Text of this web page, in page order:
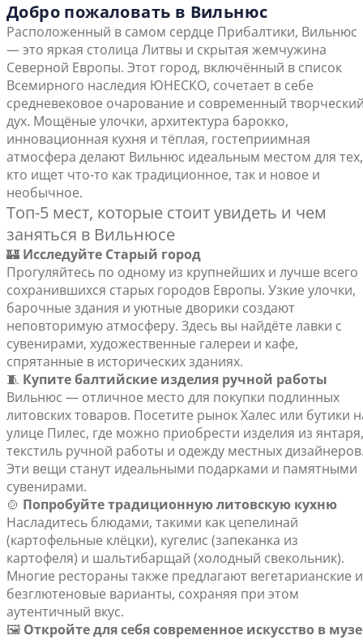
Добро пожаловать в Вильнюс
Расположенный в самом сердце Прибалтики, Вильнюс
— это яркая столица Литвы и скрытая жемчужина
Северной Европы. Этот город, включённый в список
Всемирного наследия ЮНЕСКО, сочетает в себе
средневековое очарование и современный
дух. Мощёные улочки, архитектура барокко,
инновационная кухня и тёплая, гостеприимная
атмосфера делают Вильнюс идеальным местом для тех,
кто ищет что-то как традиционное, так и новое и
необычное.
Топ-5 мест, которые стоит увидеть и чем
заняться в Вильнюсе
🏰 Исследуйте Старый город
Прогуляйтесь по одному из крупнейших и лучше всего
сохранившихся старых городов Европы. Узкие улочки,
барочные здания и уютные дворики создают
неповторимую атмосферу. Здесь вы найдёте лавки с
сувенирами, художественные галереи и кафе,
спрятанные в исторических зданиях.
🧵 Купите балтийские изделия ручной работы
Вильнюс — отличное место для покупки подлинных
литовских товаров. Посетите рынок Халес или бутики
улице Пилес, где можно приобрести изделия из янтаря,
текстиль ручной работы и одежду местных
Эти вещи станут идеальными подарками и памятными
сувенирами.
🍲 Попробуйте традиционную литовскую кухню
Насладитесь блюдами, такими как цепелинай
(картофельные клёцки), кугелис (запеканка из
картофеля) и шальтибарщай (холодный свекольник).
Многие рестораны также предлагают вегетарианские и
безглютеновые варианты, сохраняя при этом
аутентичный вкус.
🖼️ Откройте для себя современное искусство в